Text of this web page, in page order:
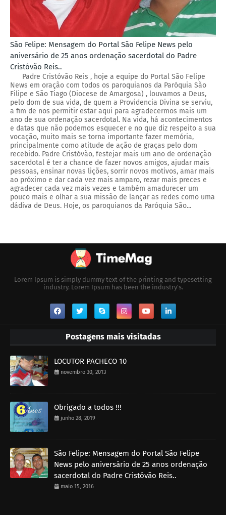
São Felipe: Mensagem do Portal São Felipe News pelo
aniversário de 25 anos ordenação sacerdotal do Padre
Cristóvão Reis..
Padre Cristóvão Reis , hoje a equipe do Portal São Felipe
News em oração com todos os paroquianos da Paróquia São
Filipe e São Tiago (Diocese de Amargosa) , louvamos a Deus,
pelo dom de sua vida, de quem a Providencia Divina se serviu,
a fim de nos permitir estar aqui para agradecermos mais um
ano de sua ordenação sacerdotal. Na vida, há acontecimentos
e datas que não podemos esquecer e no que diz respeito a sua
vocação, muito mais se torna importante fazer memória,
principalmente como atitude de ação de graças pelo dom
recebido. Padre Cristóvão, festejar mais um ano de ordenação
sacerdotal é ter a chance de fazer novos amigos, ajudar mais
pessoas, ensinar novas lições, sorrir novos motivos, amar mais
ao próximo e dar cada vez mais amparo, rezar mais preces e
agradecer cada vez mais vezes e também amadurecer um
pouco mais e olhar a sua missão de lançar as redes como uma
dádiva de Deus. Hoje, os paroquianos da Paróquia São...
Lorem Ipsum is simply dummy text of the printing and typesetting
industry. Lorem Ipsum has been the industry's.
Postagens mais visitadas
LOCUTOR PACHECO 10
novembro 30, 2013
Obrigado a todos !!!
junho 28, 2019
São Felipe: Mensagem do Portal São Felipe
News pelo aniversário de 25 anos ordenação
sacerdotal do Padre Cristóvão Reis..
maio 15, 2016